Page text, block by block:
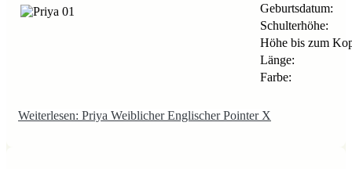
Geburtsdatum:
Schulterhöhe:
Höhe bis zum
Länge:
Farbe:
Weiterlesen: Priya Weiblicher Englischer Pointer X